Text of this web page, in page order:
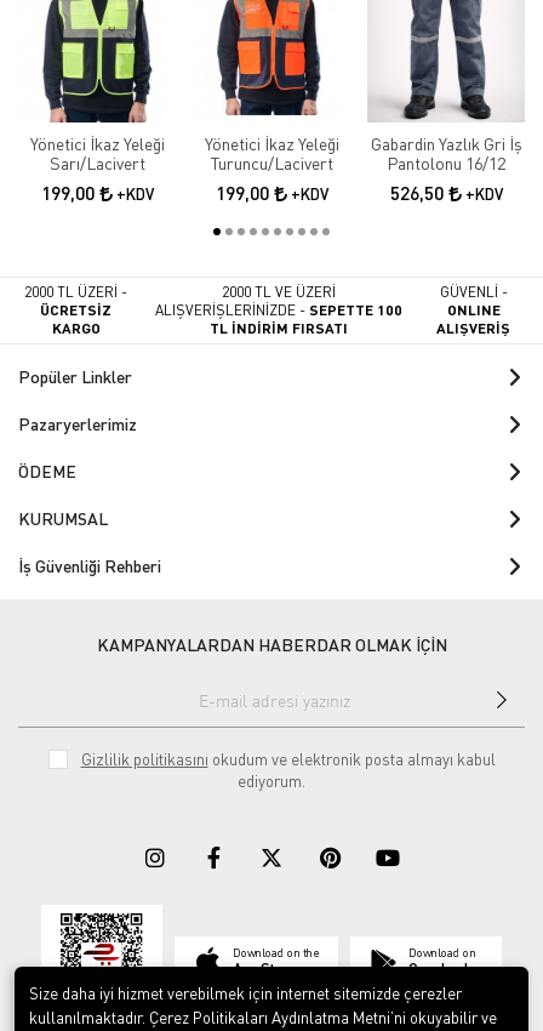
Yönetici İkaz Yeleği
Sarı/Lacivert
199,00 +KDV
Yönetici İkaz Yeleği
Turuncu/Lacivert
199,00 +KDV
Gabardin Yazlık Gri İş
Pantolonu 16/12
526,50 +KDV
2000 TL ÜZERİ -
ÜCRETSİZ
KARGO
2000 TL VE ÜZERİ
ALIŞVERİŞLERİNİZDE -SEPETTE 100
TL İNDİRİM FIRSATI
GÜVENLİ -
ONLINE
ALIŞVERİŞ
Popüler Linkler
Pazaryerlerimiz
ÖDEME
KURUMSAL
İş Güvenliği Rehberi
KAMPANYALARDAN HABERDAR OLMAK İÇİN
Gizlilik politikasını okudum ve elektronik posta almayı kabul
ediyorum.
Download on the
App Store
Download on
Google play
Size daha iyi hizmet verebilmek için internet sitemizde çerezler
kullanılmaktadır. Çerez Politikaları Aydınlatma Metni’ni okuyabilir ve